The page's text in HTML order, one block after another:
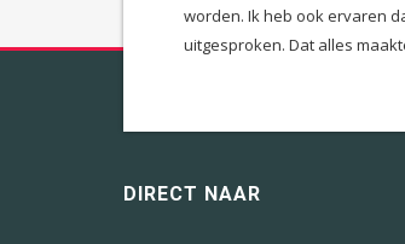
worden. Ik heb ook ervaren
uitgesproken. Dat alles
DIRECT NAAR